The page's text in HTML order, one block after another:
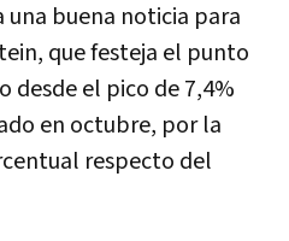
una buena noticia para
que festeja el punto
desde el pico de 7,4%
en octubre, por la
respecto del